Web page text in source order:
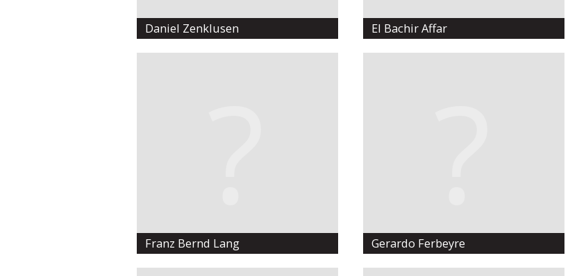
Daniel Zenklusen El Bachir Affar
Franz Bernd Lang Gerardo Ferbeyre